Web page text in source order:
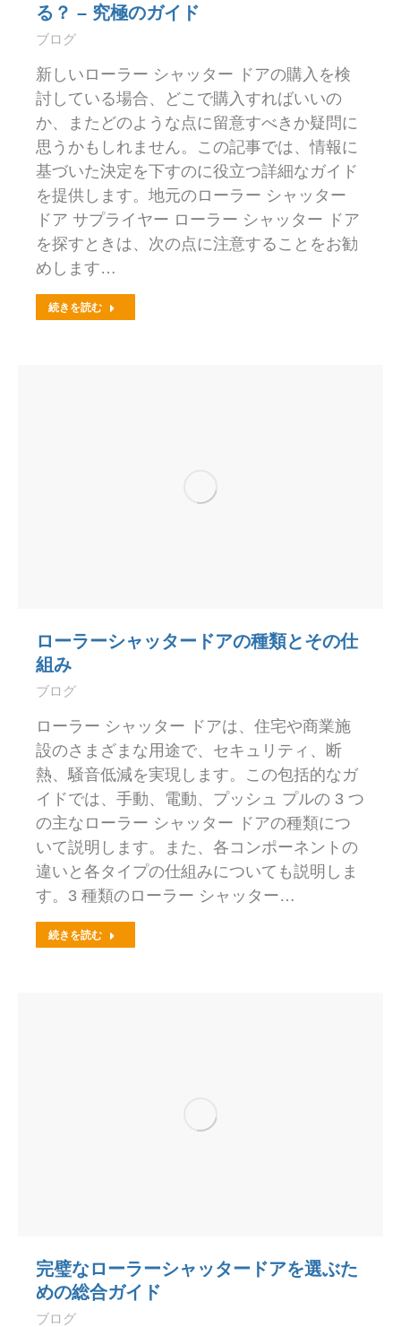
る？ – 究極のガイド
ブログ
新しいローラー シャッター ドアの購入を検
討している場合、どこで購入すればいいの
か、またどのような点に留意すべきか疑問に
思うかもしれません。この記事では、情報に
基づいた決定を下すのに役立つ詳細なガイド
を提供します。地元のローラー シャッター
ドア サプライヤー ローラー シャッター ドア
を探すときは、次の点に注意することをお勧
めします…
続きを読む
ローラーシャッタードアの種類とその仕
組み
ブログ
ローラー シャッター ドアは、住宅や商業施
設のさまざまな用途で、セキュリティ、断
熱、騒音低減を実現します。この包括的なガ
イドでは、手動、電動、プッシュ プルの 3 つ
の主なローラー シャッター ドアの種類につ
いて説明します。また、各コンポーネントの
違いと各タイプの仕組みについても説明しま
す。3 種類のローラー シャッター…
続きを読む
完璧なローラーシャッタードアを選ぶた
めの総合ガイド
ブログ